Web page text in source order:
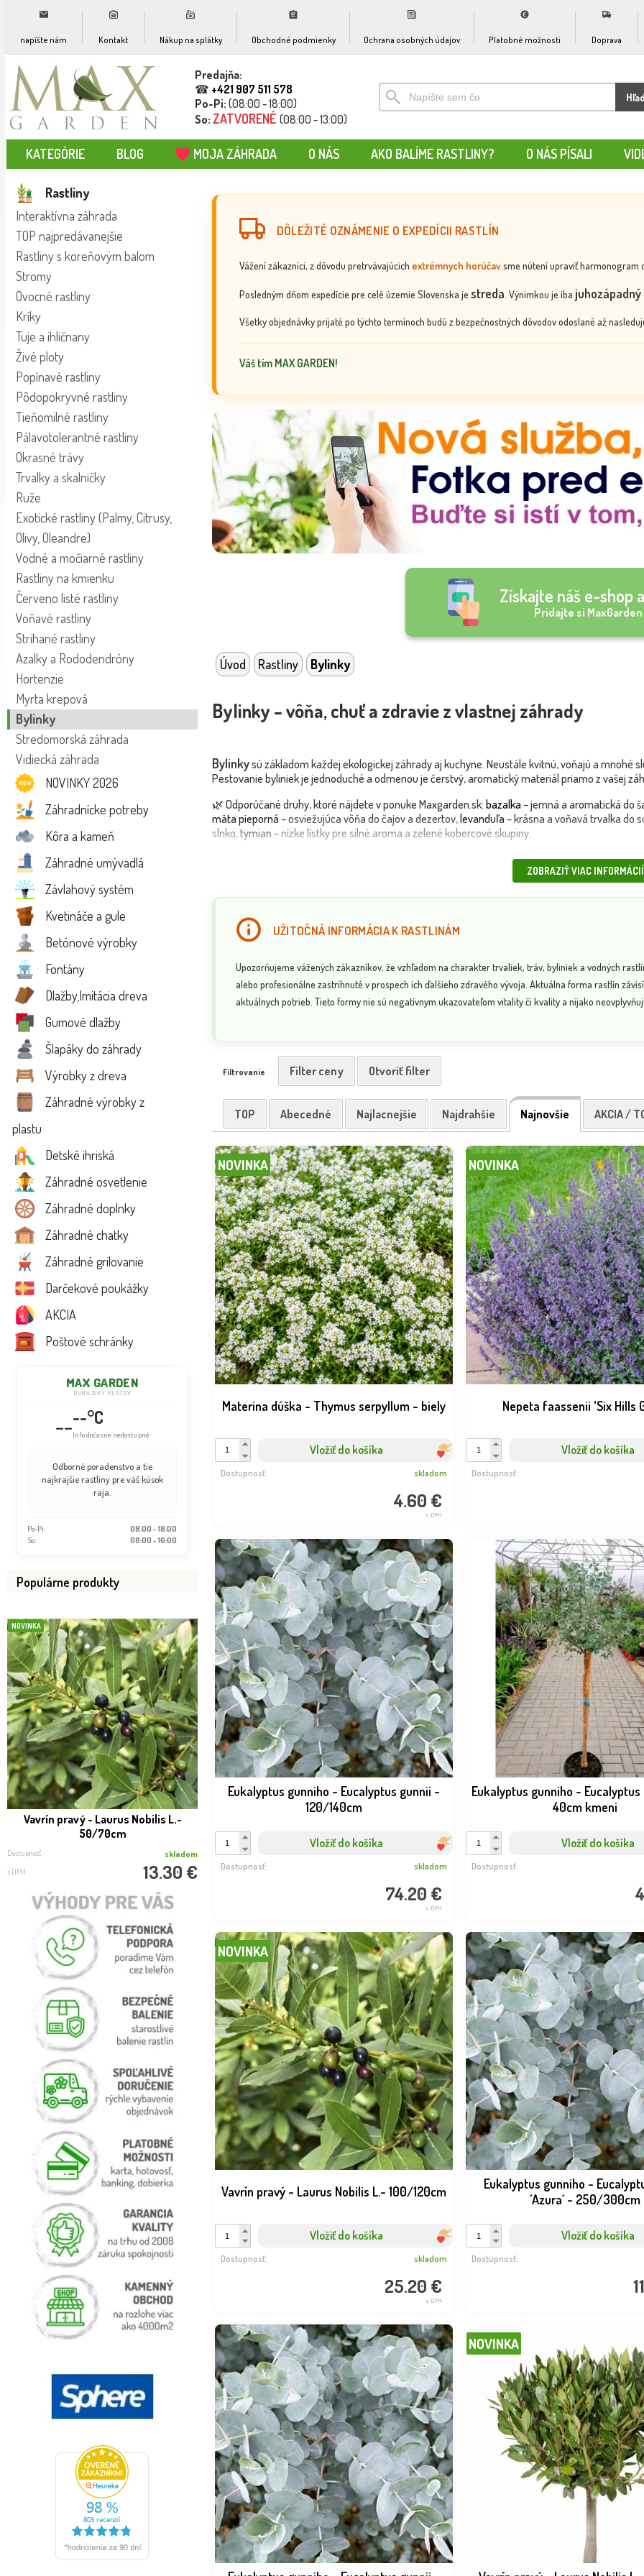
napíšte nám Kontakt Nákup na splátky Obchodné podmienky Ochrana osobných údajov Platobné možnosti Doprava
Predajňa:
☎ +421 907 511 578
Po-Pi: (08:00 - 18:00)
So: ZATVORENÉ (08:00 - 13:00)
KATEGÓRIE BLOG MOJA ZÁHRADA O NÁS AKO BALÍME RASTLINY? O NÁS PÍSALI
Rastliny
Interaktívna záhrada
TOP najpredávanejšie
Rastliny s koreňovým balom
Stromy
Ovocné rastliny
Kríky
Tuje a ihličnany
Živé ploty
Popínavé rastliny
Pôdopokryvné rastliny
Tieňomilné rastliny
Pálavotolerantné rastliny
Okrasné trávy
Trvalky a skalničky
Ruže
Exotické rastliny (Palmy, Citrusy,
Olivy, Oleandre)
Vodné a močiarné rastliny
Rastliny na kmienku
Červeno listé rastliny
Voňavé rastliny
Strihané rastliny
Azalky a Rododendróny
Hortenzie
Myrta krepová
Bylinky
Stredomorská záhrada
Vidiecká záhrada
NOVINKY 2026
Záhradnícke potreby
Kôra a kameň
Záhradné umývadlá
Závlahový systém
Kvetináče a gule
Betónové výrobky
Fontány
Dlažby,Imitácia dreva
Gumové dlažby
Šlapáky do záhrady
Výrobky z dreva
Záhradné výrobky z
plastu
Detské ihriská
Záhradné osvetlenie
Záhradné doplnky
Záhradné chatky
Záhradné grilovanie
Darčekové poukážky
AKCIA
Poštové schránky
MAX GARDEN
DUNAJSKÝ KLÁTOV
----°C
Info dočasne nedostupné
Odborné poradenstvo a tie
najkrajšie rastliny pre váš kúsok
raja.
Po-Pi:
08:00 - 18:00
So:
OTVÁRAME: 08:00
Populárne produkty
NOVINKA
Vavrín pravý - Laurus Nobilis L.-
50/70cm
Dostupnosť: skladom
s DPH 13.30 €
NOVINKA
Dostupnosť:
s DPH
BOMBA
VIP FOTKA
SLUŽBA REAL FOTO - Fotka pred
expedíciou
s DPH
NOVINKA
DÔLEŽITÉ OZNÁMENIE O EXPEDÍCII RASTLÍN
Vážení zákazníci, z dôvodu pretrvávajúcich extrémnych horúčavsme nútení upraviť harmonogram
Posledným dňom expedície pre celé územie Slovenska je streda . Výnimkou je iba
Všetky objednávky prijaté po týchto termínoch budú z bezpečnostných dôvodov odoslané až
Váš tím MAX GARDEN!
Získajte náš e-shop
Pridajte si
Úvod Rastliny Bylinky
Bylinky – vôňa, chuť a zdravie z vlastnej záhrady
Bylinkysú základom každej ekologickej záhrady aj kuchyne. Neustále kvitnú, voňajú a mnohé
Pestovanie byliniek je jednoduché a odmenou je čerstvý, aromatický materiál priamo z vašej
🌿 Odporúčané druhy, ktoré nájdete v ponuke Maxgarden.sk: bazalka – jemná a aromatická do
mäta pieporná – osviežujúca vôňa do čajov a dezertov,levanduľa – krásna a voňavá trvalka do
slnko,tymian – nízke lístky pre silné aroma a zelené kobercové skupiny.
🌼 Bylinky sa hodia do črepníkov aj priamo do zeme – vhodné sú ako lemovanie záhonov,
💧 Väčšina druhov preferuje slnečné stanovisko, suchú ľahšiu pôdu a miernu vlahu. Vďaka
najintenzívnejšiu arómu.
ZOBRAZIŤ VIAC INFORMÁCIÍ
UŽITOČNÁ INFORMÁCIA K RASTLINÁM
Upozorňujeme vážených zákazníkov, že vzhľadom na charakter trvaliek, tráv, byliniek a vodných
alebo profesionálne zastrihnuté v prospech ich ďalšieho zdravého vývoja. Aktuálna forma rastlín
aktuálnych potrieb. Tieto formy nie sú negatívnym ukazovateľom vitality či kvality a nijako
Filtrovanie Filter ceny Otvoriť filter
TOP Abecedné Najlacnejšie Najdrahšie Najnovšie AKCIA /
Materina dúška - Thymus serpyllum - biely
NOVINKA
Vložiť do košíka
4.60 €
s DPH
Dostupnosť: skladom
Nepeta faassenii 'Six Hills
NOVINKA
Vložiť do košíka
Dostupnosť:
Eukalyptus gunniho - Eucalyptus gunnii -
120/140cm
Vložiť do košíka
74.20 €
s DPH
Dostupnosť: skladom
Eukalyptus gunniho -
40cm kmeni
Vložiť do košíka
Dostupnosť:
Vavrín pravý - Laurus Nobilis L.- 100/120cm
NOVINKA
Vložiť do košíka
25.20 €
s DPH
Dostupnosť: skladom
Eukalyptus gunniho -
´Azura´ - 250/300cm
Vložiť do košíka
Dostupnosť:
NOVINKA